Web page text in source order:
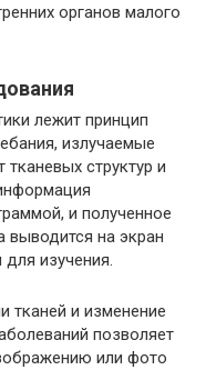
органов малого
лежит принцип
излучаемые
структур и
и полученное
выводится на экран
изучения.
тканей и изменение
позволяет
или фото